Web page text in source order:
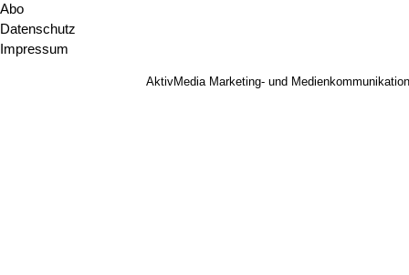
Abo
Datenschutz
Impressum
AktivMedia Marketing- und